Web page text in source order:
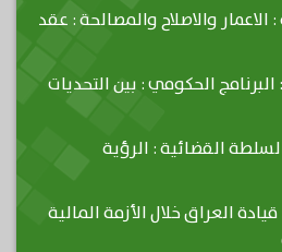
والاصلاح والمصالحة : عقد
الحكومي : بين التحديات
القضائية : الرؤية
العراق خلال الأزمة المالية